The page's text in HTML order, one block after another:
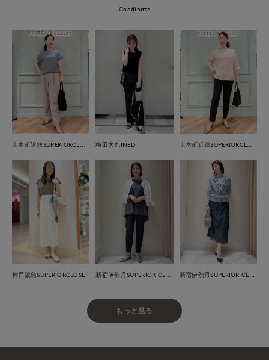
Coodinate
梅田大丸INED
神戸阪急SUPERIORCLOSET
もっと見る